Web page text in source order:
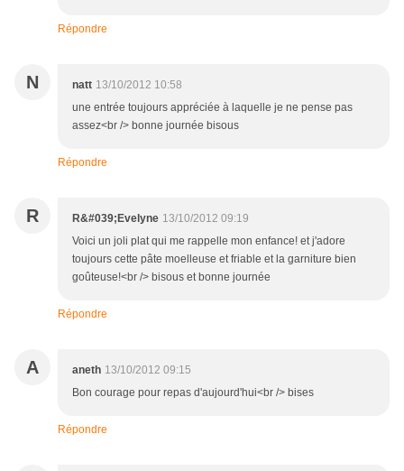
Répondre
N natt 13/10/2012 10:58
une entrée toujours appréciée à laquelle je ne pense pas
assez<br /> bonne journée bisous
Répondre
R R&#039;Evelyne 13/10/2012 09:19
Voici un joli plat qui me rappelle mon enfance! et j'adore
toujours cette pâte moelleuse et friable et la garniture bien
goûteuse!<br /> bisous et bonne journée
Répondre
A aneth 13/10/2012 09:15
Bon courage pour repas d'aujourd'hui<br /> bises
Répondre